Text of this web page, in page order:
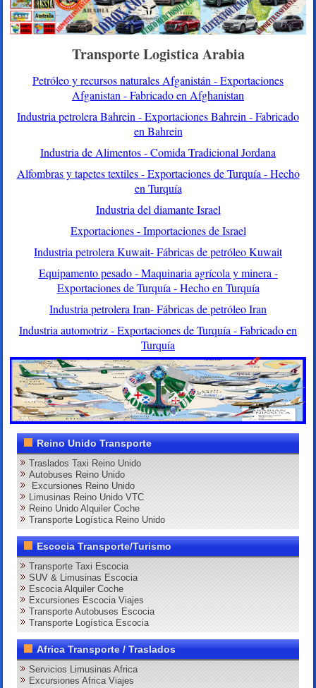
Transporte Logistica Arabia
Petróleo y recursos naturales Afganistán - Exportaciones
Afganistan - Fabricado en Afghanistan
Industria petrolera Bahrein - Exportaciones Bahrein - Fabricado
en Bahrein
Industria de Alimentos - Comida Tradicional Jordana
Alfombras y tapetes textiles - Exportaciones de Turquía - Hecho
en Turquía
Industria del diamante Israel
Exportaciones - Importaciones de Israel
Industria petrolera Kuwait- Fábricas de petróleo Kuwait
Equipamento pesado - Maquinaria agrícola y minera -
Exportaciones de Turquía - Hecho en Turquía
Industria petrolera Iran- Fábricas de petróleo Iran
Industria automotriz - Exportaciones de Turquía - Fabricado en
Turquía
Reino Unido Transporte
Traslados Taxi Reino Unido
Autobuses Reino Unido
Excursiones Reino Unido
Limusinas Reino Unido VTC
Reino Unido Alquiler Coche
Transporte Logística Reino Unido
Escocia Transporte/Turismo
Transporte Taxi Escocia
SUV & Limusinas Escocia
Escocia Alquiler Coche
Excursiones Escocia Viajes
Transporte Autobuses Escocia
Transporte Logística Escocia
Africa Transporte / Traslados
Servicios Limusinas Africa
Excursiones Africa Viajes